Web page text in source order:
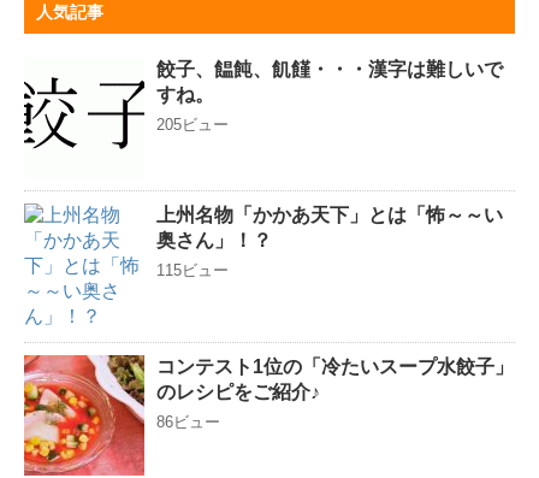
人気記事
餃子、饂飩、飢饉・・・漢字は難しいで
すね。
205ビュー
上州名物「かかあ天下」とは「怖～～い
奥さん」！？
115ビュー
コンテスト1位の「冷たいスープ水餃子」
のレシピをご紹介♪
86ビュー